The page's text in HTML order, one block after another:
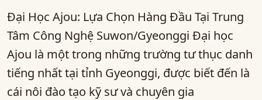
Đại Học Ajou: Lựa Chọn Hàng Đầu Tại Trung
Tâm Công Nghệ Suwon/Gyeonggi Đại học
Ajou là một trong những trường tư thục danh
tiếng nhất tại tỉnh Gyeonggi, được biết đến là
cái nôi đào tạo kỹ sư và chuyên gia